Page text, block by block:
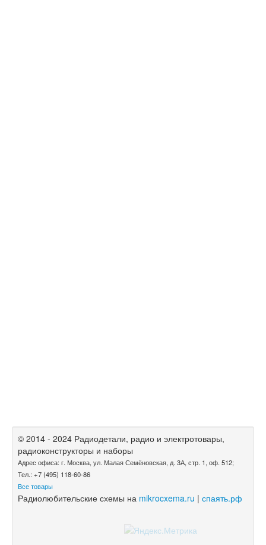
© 2014 - 2024 Радиодетали, радио и электротовары,
радиоконструкторы и наборы
Адрес офиса: г. Москва, ул. Малая Семёновская, д. 3А, стр. 1, оф. 512;
Тел.: +7 (495) 118-60-86
Все товары
Радиолюбительские схемы на mikrocxema.ru | спаять.рф